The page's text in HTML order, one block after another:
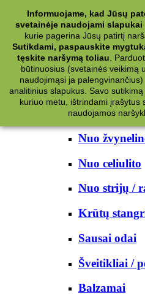
Kategorijos
Kosmetika
Kūno priežiūrai
Nuo
Kūno
Nuo
Nuo celiulito
Nuo strijų /
Krūtų
Sausai odai
Šveitikliai /
Balzamai
Informuojame, kad Jūsų
svetainėje naudojami
kurie pagerina Jūsų patirtį
Sutikdami, paspauskite
tęskite naršymą toliau
būtinuosius (svetainės veikimą
naudojimąsi ja
analitinius slapukus. Savo
kuriuo metu, ištrindami įrašytus
naudojamos